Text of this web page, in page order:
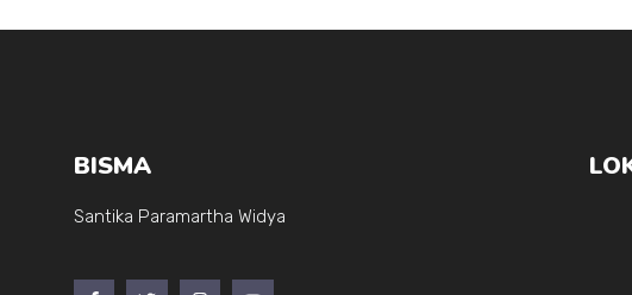
BISMA
Santika Paramartha Widya